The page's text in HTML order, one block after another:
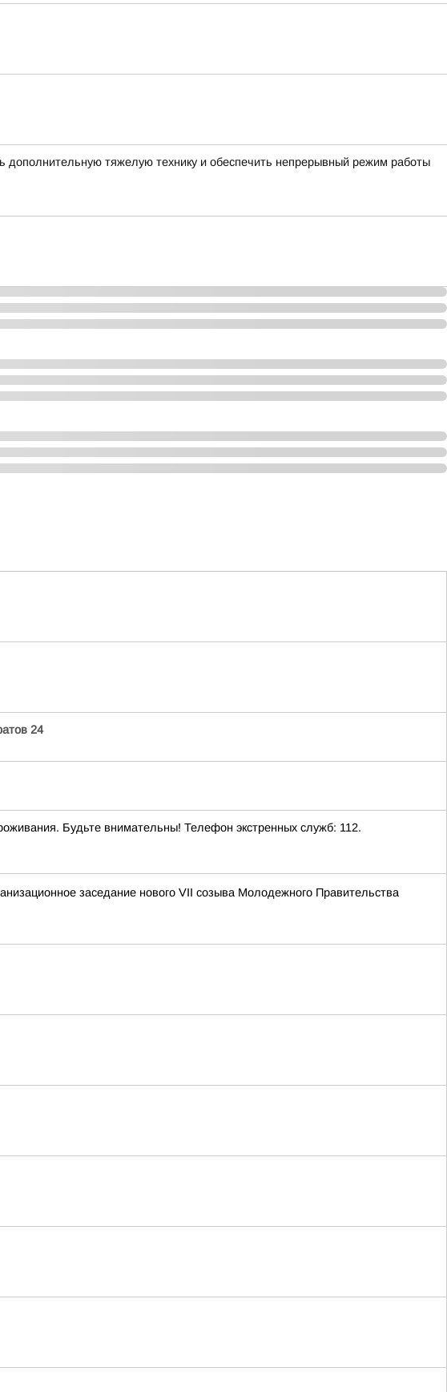
дополнительную тяжелую технику и обеспечить непрерывный режим работы
24
Будьте внимательны! Телефон экстренных служб: 112.
заседание нового VII созыва Молодежного Правительства